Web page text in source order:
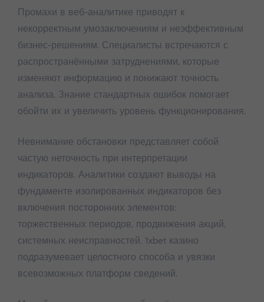
Промахи в веб-аналитике приводят к
некорректным умозаключениям и неэффективным
бизнес-решениям. Специалисты встречаются с
распространёнными затруднениями, которые
изменяют информацию и понижают точность
анализа. Знание стандартных ошибок помогает
обойти их и увеличить уровень функционирования.
Невнимание обстановки представляет собой
частую неточность при интерпретации
индикаторов. Аналитики создают выводы на
фундаменте изолированных индикаторов без
включения посторонних элементов:
торжественных периодов, продвижения акций,
системных неисправностей. 1xbet казино
подразумевает целостного способа и увязки
всевозможных платформ сведений.